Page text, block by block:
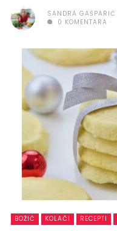
SANDRA GAŠPARIĆ
0 KOMENTARA
BOŽIĆ KOLAČI RECEPTI